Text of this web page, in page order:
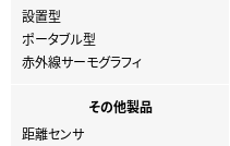
設置型
ポータブル型
赤外線サーモグラフィ
その他製品
距離センサ